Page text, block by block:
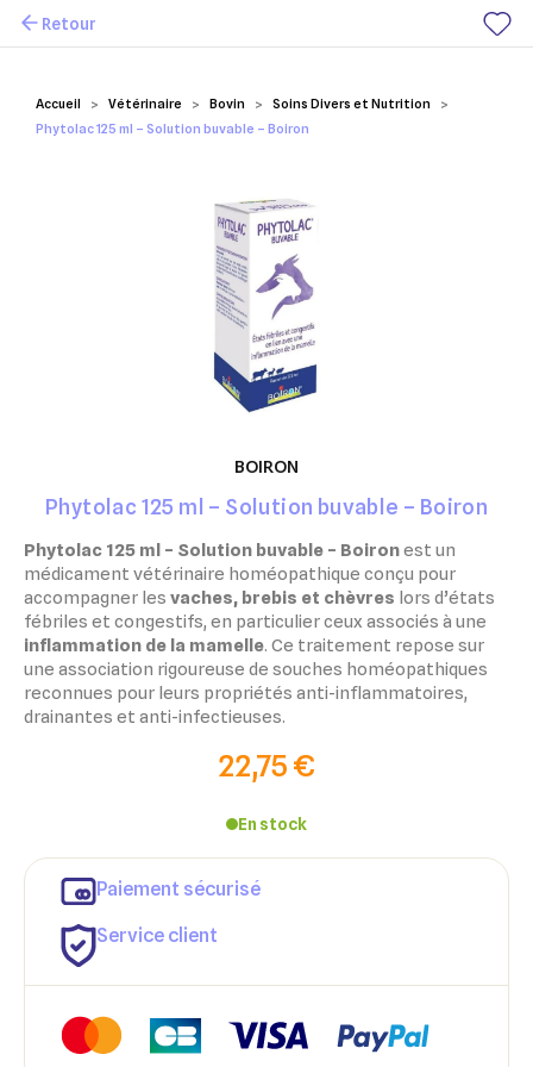
Mes favoris
Accueil Vétérinaire Bovin
Soins Divers et Nutrition
Phytolac 125 ml – Solution buvable – Boiron
Retour
BOIRON
Phytolac 125 ml – Solution buvable – Boiron
Phytolac 125 ml – Solution buvable – Boironest un
médicament vétérinaire homéopathique conçu pour
accompagner les vaches, brebis et chèvres lors d’états
fébriles et congestifs, en particulier ceux associés à une
inflammation de la mamelle. Ce traitement repose sur
une association rigoureuse de souches homéopathiques
reconnues pour leurs propriétés anti-inflammatoires,
drainantes et anti-infectieuses.
22,75 €
En stock
Paiement sécurisé
Service client